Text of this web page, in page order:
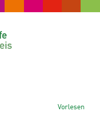
Vorlesen